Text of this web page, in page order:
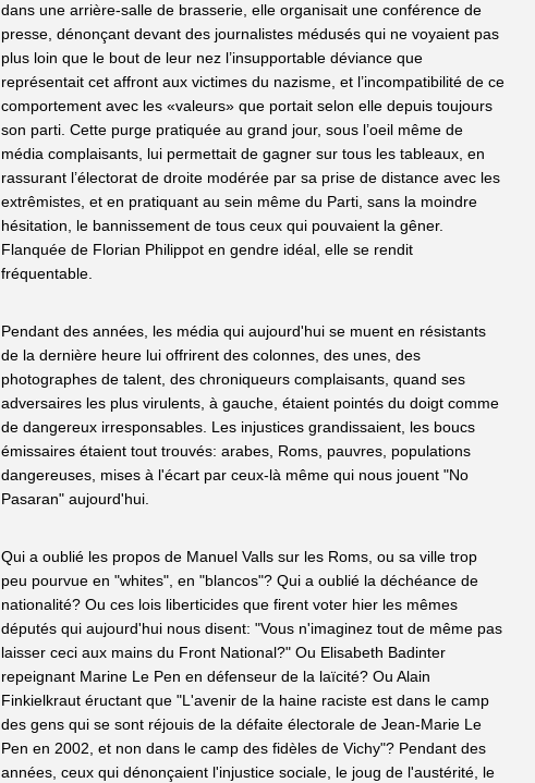
dans une arrière-salle de brasserie, elle organisait une conférence de
presse, dénonçant devant des journalistes médusés qui ne voyaient pas
plus loin que le bout de leur nez l’insupportable déviance que
représentait cet affront aux victimes du nazisme, et l’incompatibilité de ce
comportement avec les «valeurs» que portait selon elle depuis toujours
son parti. Cette purge pratiquée au grand jour, sous l’oeil même de
média complaisants, lui permettait de gagner sur tous les tableaux, en
rassurant l’électorat de droite modérée par sa prise de distance avec les
extrêmistes, et en pratiquant au sein même du Parti, sans la moindre
hésitation, le bannissement de tous ceux qui pouvaient la gêner.
Flanquée de Florian Philippot en gendre idéal, elle se rendit
fréquentable.
Pendant des années, les média qui aujourd'hui se muent en résistants
de la dernière heure lui offrirent des colonnes, des unes, des
photographes de talent, des chroniqueurs complaisants, quand ses
adversaires les plus virulents, à gauche, étaient pointés du doigt comme
de dangereux irresponsables. Les injustices grandissaient, les boucs
émissaires étaient tout trouvés: arabes, Roms, pauvres, populations
dangereuses, mises à l'écart par ceux-là même qui nous jouent "No
Pasaran" aujourd'hui.
Qui a oublié les propos de Manuel Valls sur les Roms, ou sa ville trop
peu pourvue en "whites", en "blancos"? Qui a oublié la déchéance de
nationalité? Ou ces lois liberticides que firent voter hier les mêmes
députés qui aujourd'hui nous disent: "Vous n'imaginez tout de même pas
laisser ceci aux mains du Front National?" Ou Elisabeth Badinter
repeignant Marine Le Pen en défenseur de la laïcité? Ou Alain
Finkielkraut éructant que "L'avenir de la haine raciste est dans le camp
des gens qui se sont réjouis de la défaite électorale de Jean-Marie Le
Pen en 2002, et non dans le camp des fidèles de Vichy"? Pendant des
années, ceux qui dénonçaient l'injustice sociale, le joug de l'austérité, le